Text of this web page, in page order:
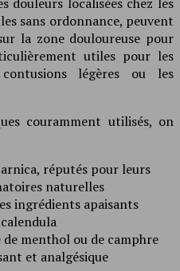
sans ordonnance, peuvent
la zone douloureuse pour
utiles pour les
légères ou les
couramment utilisés, on
réputés pour leurs
naturelles
ingrédients apaisants
menthol ou de camphre
et analgésique